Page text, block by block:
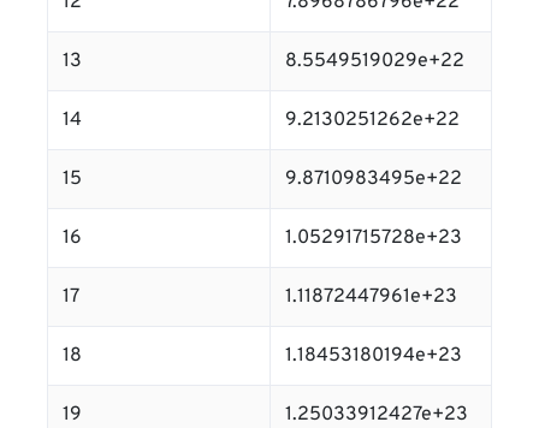
13 8.5549519029e+22
14 9.2130251262e+22
15 9.8710983495e+22
16 1.05291715728e+23
17 1.11872447961e+23
18 1.18453180194e+23
19 1.25033912427e+23